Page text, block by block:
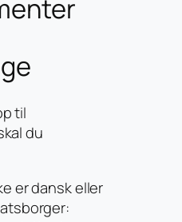
til
du
er dansk eller